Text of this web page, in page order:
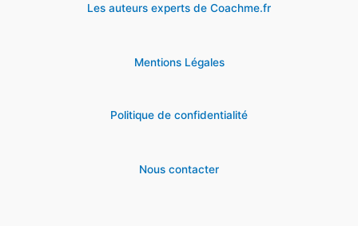
Les auteurs experts de Coachme.fr
Mentions Légales
Politique de confidentialité
Nous contacter